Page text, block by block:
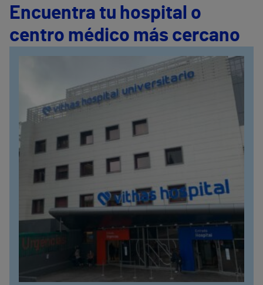
Encuentra tu hospital o
centro médico más cercano